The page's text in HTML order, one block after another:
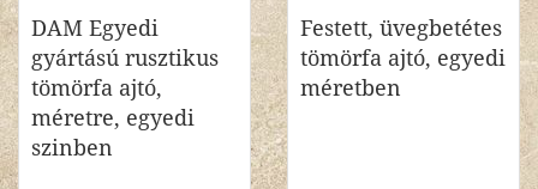
DAM Egyedi
gyártású rusztikus
tömörfa ajtó,
méretre, egyedi
szinben
Festett, üvegbetétes
tömörfa ajtó, egyedi
méretben